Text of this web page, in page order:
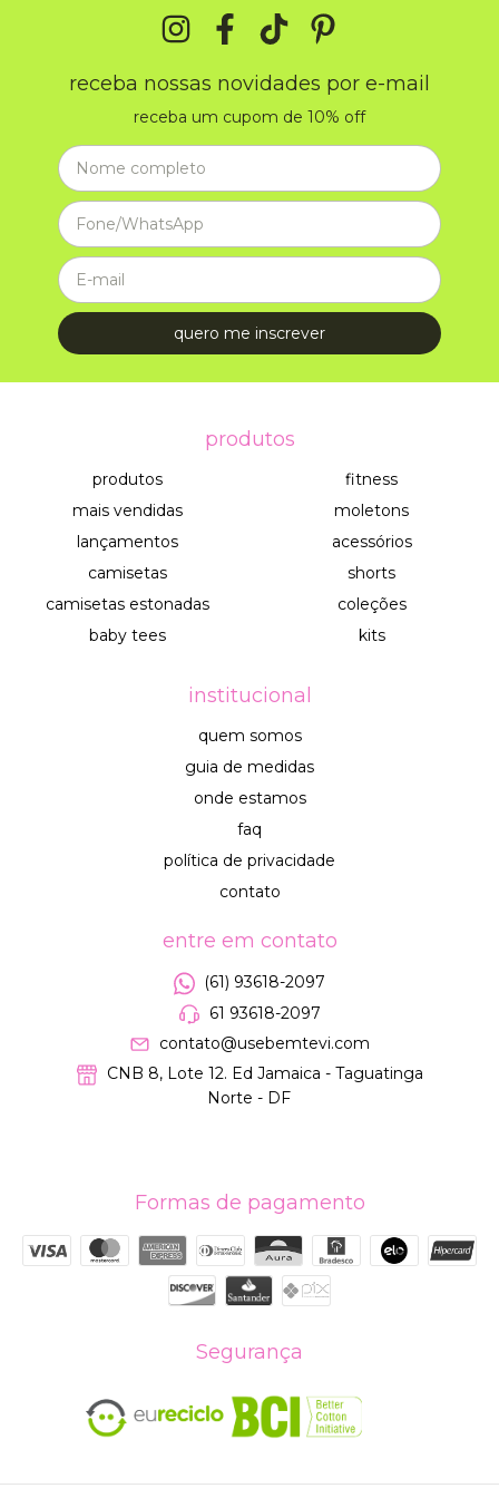
receba nossas novidades por e-mail
receba um cupom de 10% off
produtos
produtos
mais vendidas
lançamentos
camisetas
camisetas estonadas
baby tees
fitness
moletons
acessórios
shorts
coleções
kits
institucional
quem somos
guia de medidas
onde estamos
faq
política de privacidade
contato
entre em contato
(61) 93618-2097
61 93618-2097
contato@usebemtevi.com
CNB 8, Lote 12. Ed Jamaica - Taguatinga
Norte - DF
Formas de pagamento
Segurança